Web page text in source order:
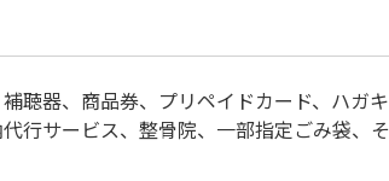
聴器、商品券、プリペイドカード、ハガキ
行サービス、整骨院、一部指定ごみ袋、